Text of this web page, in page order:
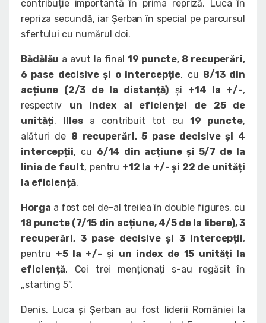
contribuție importantă în prima repriză, Luca în
repriza secundă, iar Șerban în special pe parcursul
sfertului cu numărul doi.
Bădălău a avut la final19 puncte, 8 recuperări,
6 pase decisive și o intercepție, cu 8/13 din
acțiune (2/3 de la distanță) și +14 la +/-,
respectiv un index al eficienței de 25 de
unități. Illesa contribuit tot cu 19 puncte,
alături de 8 recuperări, 5 pase decisive și 4
intercepții, cu 6/14 din acțiune și 5/7 de la
linia de fault, pentru +12 la +/- și 22 de unități
la eficiență.
Horga a fost cel de-al treilea în double figures, cu
18 puncte (7/15 din acțiune, 4/5 de la libere), 3
recuperări, 3 pase decisive și 3 intercepții,
pentru +5 la +/- și un index de 15 unități la
eficiență. Cei trei menționați s-au regăsit în
„starting 5”.
Denis, Luca și Șerban au fost liderii României la